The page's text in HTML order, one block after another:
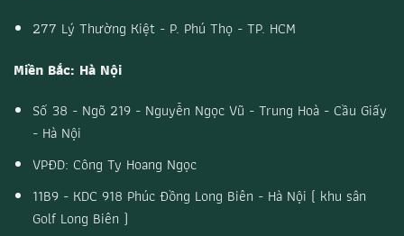
277 Lý Thường Kiệt - P. Phú Thọ - TP. HCM
Miền Bắc: Hà Nội
Số 38 - Ngõ 219 - Nguyễn Ngọc Vũ - Trung Hoà - Cầu Giấy
- Hà Nội
VPĐD: Công Ty Hoang Ngọc
11B9 - KDC 918 Phúc Đồng Long Biên - Hà Nội ( khu sân
Golf Long Biên )